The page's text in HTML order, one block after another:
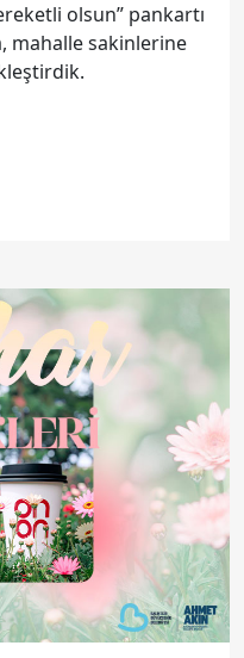
olsun” pankartı
mahalle sakinlerine